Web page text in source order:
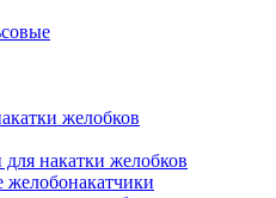
желобков
накатки желобков
желобонакатчики